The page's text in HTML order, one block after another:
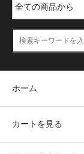
ホーム
カートを見る